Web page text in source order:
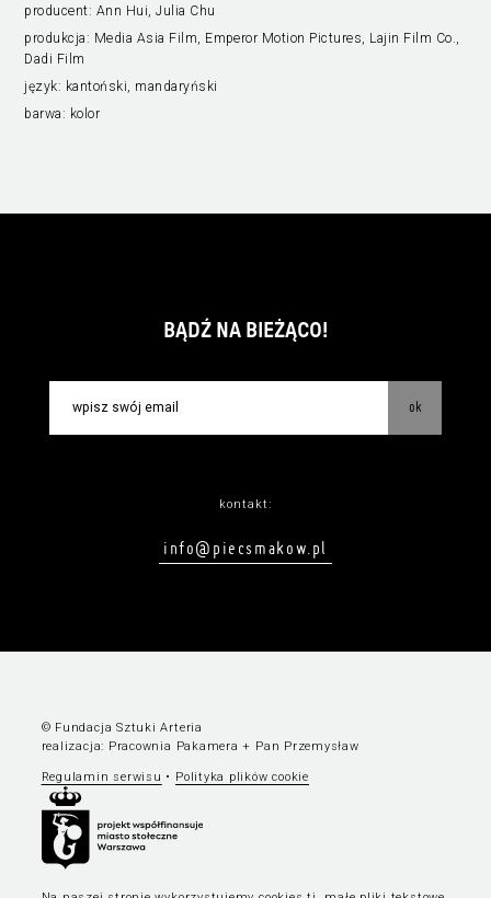
producent: Ann Hui, Julia Chu
produkcja: Media Asia Film, Emperor Motion Pictures, Lajin Film Co.,
Dadi Film
język: kantoński, mandaryński
barwa: kolor
BĄDŹ NA BIEŻĄCO!
ok
kontakt:
info@piecsmakow.pl
© Fundacja Sztuki Arteria
realizacja: Pracownia Pakamera + Pan Przemysław
Regulamin serwisu • Polityka plików cookie